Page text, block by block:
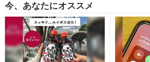
今、あなたにオススメ